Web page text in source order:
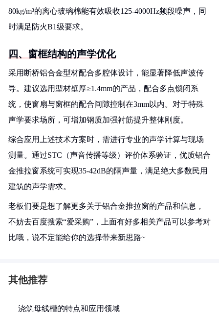
80kg/m³的离心玻璃棉能有效吸收125-4000Hz频段噪声，同
时满足防火B1级要求。
四、窗框结构的声学优化
采用断桥铝合金型材配合多腔体设计，能显著降低声波传
导。建议选用型材壁厚≥1.4mm的产品，配合多点锁闭系
统，使窗扇与窗框的配合间隙控制在3mm以内。对于特殊
声学要求场所，可增加钢质加强衬筋提升整体刚度。
综合应用上述技术方案时，需进行专业的声学计算与现场
测量。通过STC（声音传播等级）评价体系验证，优质铝合
金推拉窗系统可实现35-42dB的隔声量，满足绝大多数民用
建筑的声学需求。
老板们要是想了解更多关于铝合金推拉窗的产品和信息，
不妨去百度搜索“爱采购”，上面有好多相关产品可以参考对
比哦，说不定能给你的选择带来新思路~
其他推荐
浇筑母线槽的特点和应用领域